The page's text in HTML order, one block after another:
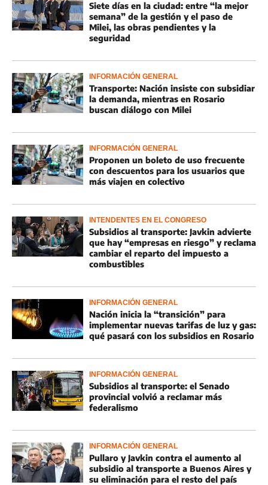
Siete días en la ciudad: entre “la mejor
semana” de la gestión y el paso de
Milei, las obras pendientes y la
seguridad
INFORMACIÓN GENERAL
Transporte: Nación insiste con subsidiar
la demanda, mientras en Rosario
buscan diálogo con Milei
INFORMACIÓN GENERAL
Proponen un boleto de uso frecuente
con descuentos para los usuarios que
más viajen en colectivo
INTENDENTES EN EL CONGRESO
Subsidios al transporte: Javkin advierte
que hay “empresas en riesgo” y reclama
cambiar el reparto del impuesto a
combustibles
INFORMACIÓN GENERAL
Nación inicia la “transición” para
implementar nuevas tarifas de luz y gas:
qué pasará con los subsidios en Rosario
INFORMACIÓN GENERAL
Subsidios al transporte: el Senado
provincial volvió a reclamar más
federalismo
INFORMACIÓN GENERAL
Pullaro y Javkin contra el aumento al
subsidio al transporte a Buenos Aires y
su eliminación para el resto del país